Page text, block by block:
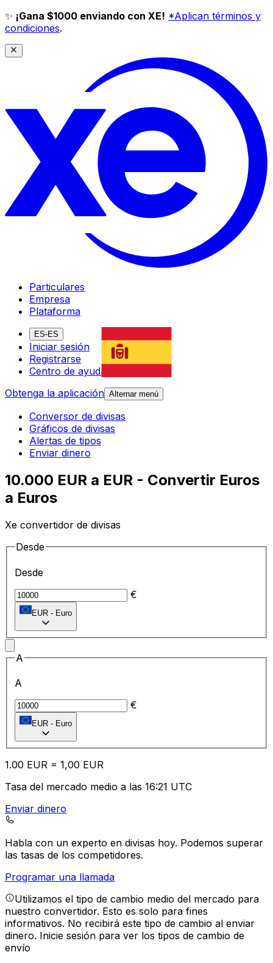
✨ ¡Gana $1000 enviando con XE! *Aplican términos y
condiciones.
Particulares
Empresa
Plataforma
ES-ES
Iniciar sesión
Registrarse
Centro de ayuda
Obtenga la aplicación Alternar menú
Conversor de divisas
Gráficos de divisas
Alertas de tipos
Enviar dinero
10.000 EUR a EUR - Convertir Euros
a Euros
Xe convertidor de divisas
Desde
Desde
€
EUR - Euro
A
A
€
EUR - Euro
1.00 EUR = 1,00 EUR
Tasa del mercado medio a las 16:21 UTC
Enviar dinero
Habla con un experto en divisas hoy. Podemos superar
las tasas de los competidores.
Programar una llamada
Utilizamos el tipo de cambio medio del mercado para
nuestro convertidor. Esto es solo para fines
informativos. No recibirá este tipo de cambio al enviar
dinero. Inicie sesión para ver los tipos de cambio de
envío